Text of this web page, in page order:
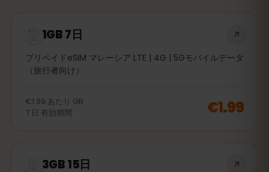
1GB 7日
プリペイドeSIM マレーシア LTE | 4G | 5Gモバイルデータ
（旅行者向け）
€1.99 あたり GB
7 日 有効期間 €1.99
3GB 15日